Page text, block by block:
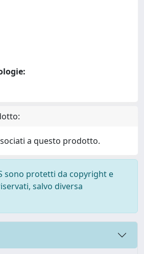
a questo prodotto.
sono protetti da copyright e
salvo diversa